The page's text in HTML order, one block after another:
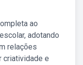
ao
adotando
relações
criatividade e